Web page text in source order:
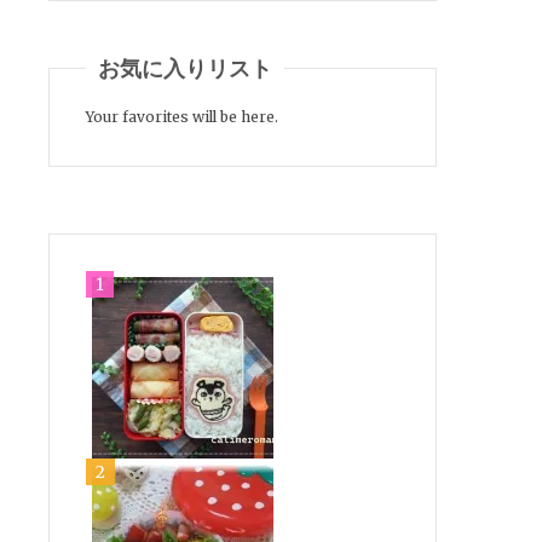
お気に入りリスト
Your favorites will be here.